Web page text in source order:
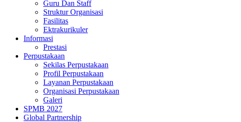
Guru Dan Staff
Struktur Organisasi
Fasilitas
Ektrakurikuler
Informasi
Prestasi
Perpustakaan
Sekilas Perpustakaan
Profil Perpustakaan
Layanan Perpustakaan
Organisasi Perpustakaan
Galeri
SPMB 2027
Global Partnership